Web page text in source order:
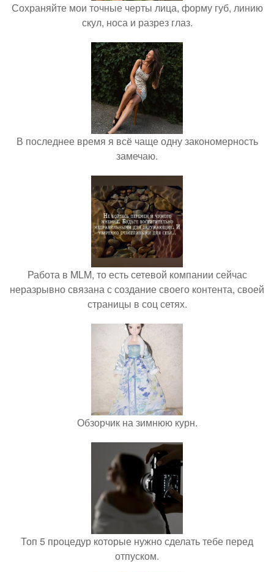
Сохраняйте мои точные черты лица, форму губ, линию
скул, носа и разрез глаз.
В последнее время я всё чаще одну закономерность
замечаю.
Работа в MLM, то есть сетевой компании сейчас
неразрывно связана с создание своего контента, своей
страницы в соц сетях.
Обзорчик на зимнюю курн.
Топ 5 процедур которые нужно сделать тебе перед
отпуском.